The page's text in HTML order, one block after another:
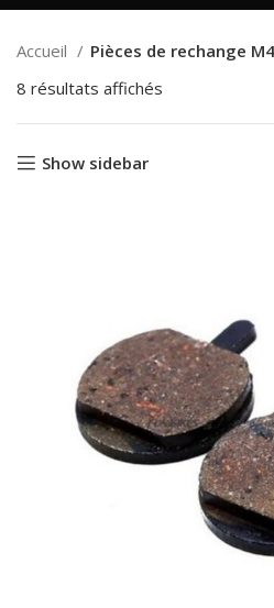
Accueil
Pièces de rechange
8 résultats affichés
Show sidebar